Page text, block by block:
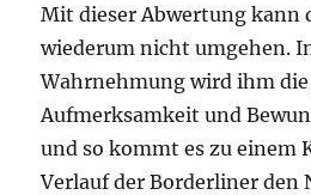
Mit dieser Abwertung kann
wiederum nicht umgehen.
Wahrnehmung wird ihm
Aufmerksamkeit und
und so kommt es zu einem
Verlauf der Borderliner den